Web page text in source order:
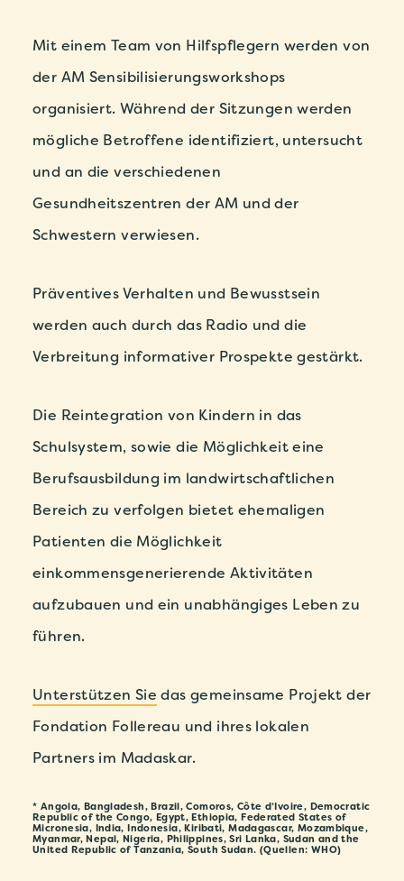
Mit einem Team von Hilfspflegern werden von
der AM Sensibilisierungsworkshops
organisiert. Während der Sitzungen werden
mögliche Betroffene identifiziert, untersucht
und an die verschiedenen
Gesundheitszentren der AM und der
Schwestern verwiesen.
Präventives Verhalten und Bewusstsein
werden auch durch das Radio und die
Verbreitung informativer Prospekte gestärkt.
Die Reintegration von Kindern in das
Schulsystem, sowie die Möglichkeit eine
Berufsausbildung im landwirtschaftlichen
Bereich zu verfolgen bietet ehemaligen
Patienten die Möglichkeit
einkommensgenerierende Aktivitäten
aufzubauen und ein unabhängiges Leben zu
führen.
Unterstützen Sie das gemeinsame Projekt der
Fondation Follereau und ihres lokalen
Partners im Madaskar.
* Angola, Bangladesh, Brazil, Comoros, Côte d’Ivoire, Democratic
Republic of the Congo, Egypt, Ethiopia, Federated States of
Micronesia, India, Indonesia, Kiribati, Madagascar, Mozambique,
Myanmar, Nepal, Nigeria, Philippines, Sri Lanka, Sudan and the
United Republic of Tanzania, South Sudan. (Quellen: WHO)